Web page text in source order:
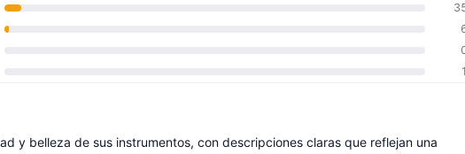
10
1
y belleza de sus instrumentos, con descripciones claras que reflejan una